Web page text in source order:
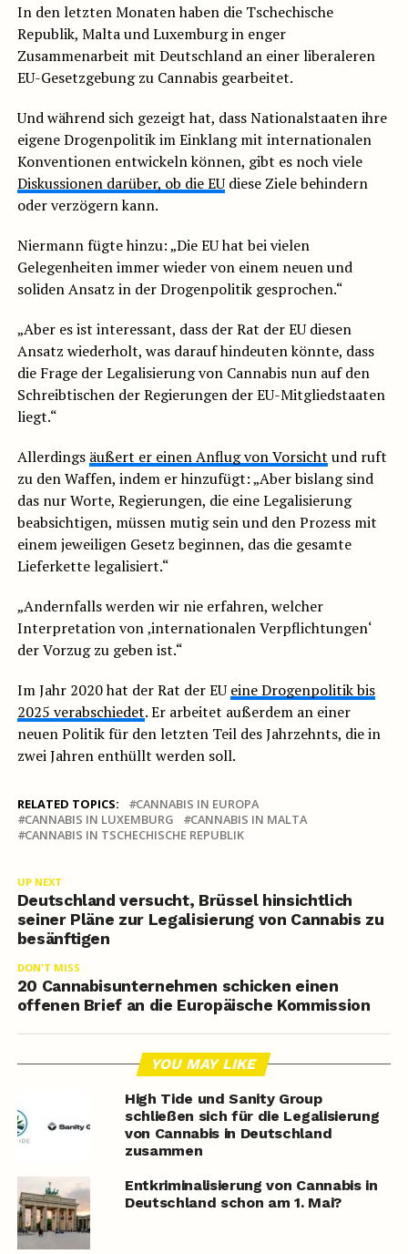
In den letzten Monaten haben die Tschechische
Republik, Malta und Luxemburg in enger
Zusammenarbeit mit Deutschland an einer liberaleren
EU-Gesetzgebung zu Cannabis gearbeitet.
Und während sich gezeigt hat, dass Nationalstaaten ihre
eigene Drogenpolitik im Einklang mit internationalen
Konventionen entwickeln können, gibt es noch viele
Diskussionen darüber, ob die EUdiese Ziele behindern
oder verzögern kann.
Niermann fügte hinzu: „Die EU hat bei vielen
Gelegenheiten immer wieder von einem neuen und
soliden Ansatz in der Drogenpolitik gesprochen.“
„Aber es ist interessant, dass der Rat der EU diesen
Ansatz wiederholt, was darauf hindeuten könnte, dass
die Frage der Legalisierung von Cannabis nun auf den
Schreibtischen der Regierungen der EU-Mitgliedstaaten
liegt.“
Allerdings äußert er einen Anflug von Vorsicht und ruft
zu den Waffen, indem er hinzufügt: „Aber bislang sind
das nur Worte, Regierungen, die eine Legalisierung
beabsichtigen, müssen mutig sein und den Prozess mit
einem jeweiligen Gesetz beginnen, das die gesamte
Lieferkette legalisiert.“
„Andernfalls werden wir nie erfahren, welcher
Interpretation von ‚internationalen Verpflichtungen‘
der Vorzug zu geben ist.“
Im Jahr 2020 hat der Rat der EUeine Drogenpolitik bis
2025 verabschiedet. Er arbeitet außerdem an einer
neuen Politik für den letzten Teil des Jahrzehnts, die in
zwei Jahren enthüllt werden soll.
RELATED TOPICS:
CANNABIS IN EUROPA
CANNABIS IN LUXEMBURG
CANNABIS IN MALTA
CANNABIS IN TSCHECHISCHE REPUBLIK
UP NEXT
Deutschland versucht, Brüssel hinsichtlich
seiner Pläne zur Legalisierung von Cannabis zu
besänftigen
DON'T MISS
20 Cannabisunternehmen schicken einen
offenen Brief an die Europäische Kommission
YOU MAY LIKE
High Tide und Sanity Group
schließen sich für die Legalisierung
von Cannabis in Deutschland
zusammen
Entkriminalisierung von Cannabis in
Deutschland schon am 1. Mai?